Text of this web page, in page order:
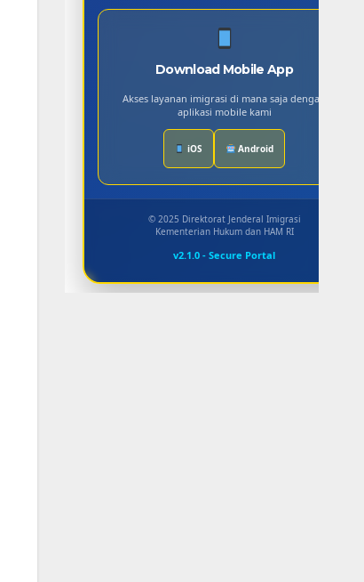
Download Mobile App
Akses layanan imigrasi di mana saja dengan
aplikasi mobile kami
iOS Android
© 2025 Direktorat Jenderal Imigrasi
Kementerian Hukum dan HAM RI
v2.1.0 - Secure Portal